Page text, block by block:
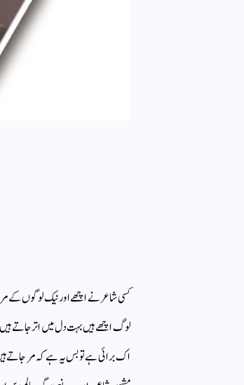
کسی شاعر نے اچھے اور نیک لوگوں کے
لوگ اچھے ہیں بہت دل میں اتر جاتے ہیں
اک برائی ہے تو بس یہ ہے کہ مر جاتے